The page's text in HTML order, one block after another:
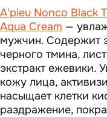
A'pieu Nonco Black
Aqua Cream —
мужчин. Содержит
черного тмина,
экстракт ежевики.
кожу лица,
насыщает клетки
раздражение,